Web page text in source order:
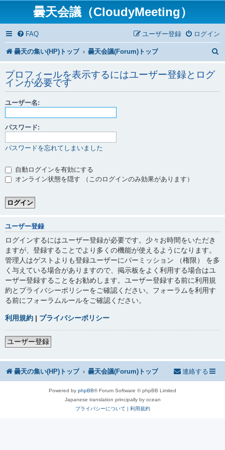
曇天会議（CloudyMeeting）
FAQ ログイン
ユーザー登録
曇天の集い(HP)トップ 曇天会議(Forum)トップ
プロフィールを表示するにはユーザー登録とログ
インが必要です
ユーザー名:
パスワード:
パスワードを忘れてしまいました
自動ログインを有効にする
オンライン状態を隠す （このログインのみ効果があります）
ユーザー登録
ログインするにはユーザー登録が必要です。少々お時間をいただき
ますが、登録することでより多くの機能が使えるようになります。
管理人はゲストよりも登録ユーザーにパーミッション （権限） を多
く与えている場合がありますので、掲示板をよく利用する場合はユ
ーザー登録することをお勧めします。ユーザー登録する前に利用規
約とプライバシーポリシーをご確認ください。フォーラムを利用す
る前にフォーラムルールをご確認ください。
利用規約 | プライバシーポリシー
ユーザー登録
曇天の集い(HP)トップ 曇天会議(Forum)トップ 連絡する
Powered by phpBB® Forum Software © phpBB Limited
Japanese translation principally by ocean
プライバシーについて | 利用規約